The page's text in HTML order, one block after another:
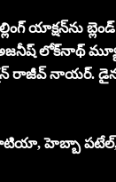
యాక్షన్‌ను
లోక్‌నాథ్
రాజీవ్
హెబ్బా పటేల్,